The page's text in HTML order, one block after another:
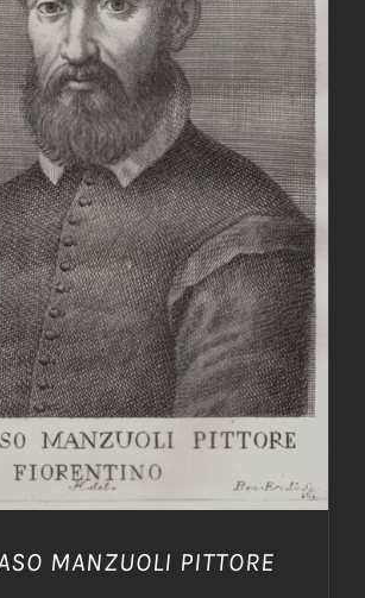
AL CARRELLO / DETTAGLI
MANZUOLI PITTORE